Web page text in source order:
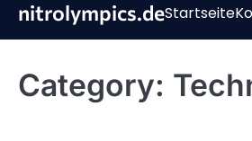
Skipnitrolympics.deStartseite
Category: